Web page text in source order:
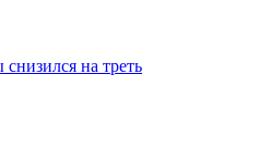
на треть